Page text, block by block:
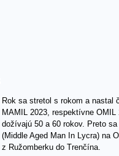
Rok sa stretol s rokom a nastal
MAMIL 2023, respektívne
dožívajú 50 a 60 rokov. Preto
(Middle Aged Man In Lycra) na
z Ružomberku do Trenčína.